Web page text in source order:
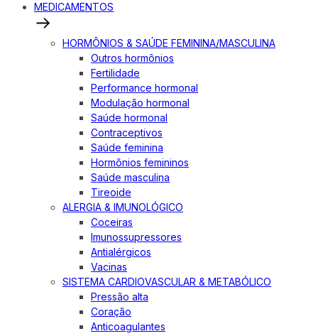
MEDICAMENTOS
HORMÔNIOS & SAÚDE FEMININA/MASCULINA
Outros hormônios
Fertilidade
Performance hormonal
Modulação hormonal
Saúde hormonal
Contraceptivos
Saúde feminina
Hormônios femininos
Saúde masculina
Tireoide
ALERGIA & IMUNOLÓGICO
Coceiras
Imunossupressores
Antialérgicos
Vacinas
SISTEMA CARDIOVASCULAR & METABÓLICO
Pressão alta
Coração
Anticoagulantes